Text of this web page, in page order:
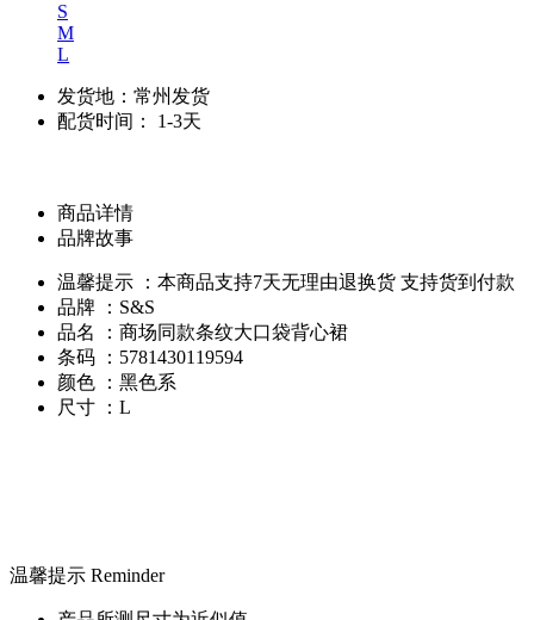
S
M
L
发货地：常州发货
配货时间： 1-3天
商品详情
品牌故事
温馨提示 ：本商品支持7天无理由退换货 支持货到付款
品牌 ：S&S
品名 ：商场同款条纹大口袋背心裙
条码 ：5781430119594
颜色 ：黑色系
尺寸 ：L
温馨提示 Reminder